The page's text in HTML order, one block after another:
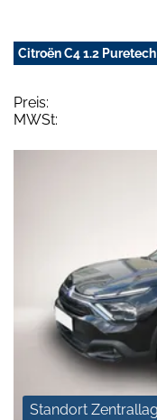
Citroën C4 1.2
Preis:
MWSt:
Standort